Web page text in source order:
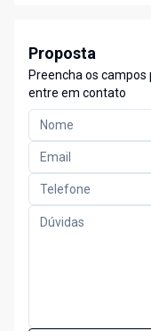
Proposta
Preencha os
entre em contato